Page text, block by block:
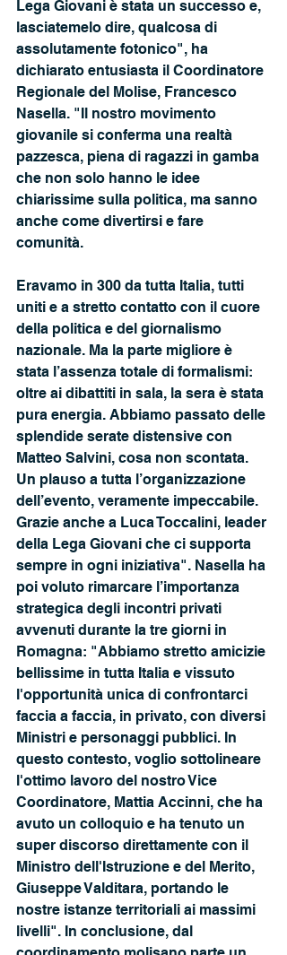
Lega Giovani è stata un successo e,
lasciatemelo dire, qualcosa di
assolutamente fotonico", ha
dichiarato entusiasta il Coordinatore
Regionale del Molise, Francesco
Nasella. "Il nostro movimento
giovanile si conferma una realtà
pazzesca, piena di ragazzi in gamba
che non solo hanno le idee
chiarissime sulla politica, ma sanno
anche come divertirsi e fare
comunità.
Eravamo in 300 da tutta Italia, tutti
uniti e a stretto contatto con il cuore
della politica e del giornalismo
nazionale. Ma la parte migliore è
stata l’assenza totale di formalismi:
oltre ai dibattiti in sala, la sera è stata
pura energia. Abbiamo passato delle
splendide serate distensive con
Matteo Salvini, cosa non scontata.
Un plauso a tutta l’organizzazione
dell’evento, veramente impeccabile.
Grazie anche a Luca Toccalini, leader
della Lega Giovani che ci supporta
sempre in ogni iniziativa". Nasella ha
poi voluto rimarcare l’importanza
strategica degli incontri privati
avvenuti durante la tre giorni in
Romagna: "Abbiamo stretto amicizie
bellissime in tutta Italia e vissuto
l'opportunità unica di confrontarci
faccia a faccia, in privato, con diversi
Ministri e personaggi pubblici. In
questo contesto, voglio sottolineare
l'ottimo lavoro del nostro Vice
Coordinatore, Mattia Accinni, che ha
avuto un colloquio e ha tenuto un
super discorso direttamente con il
Ministro dell'Istruzione e del Merito,
Giuseppe Valditara, portando le
nostre istanze territoriali ai massimi
livelli". In conclusione, dal